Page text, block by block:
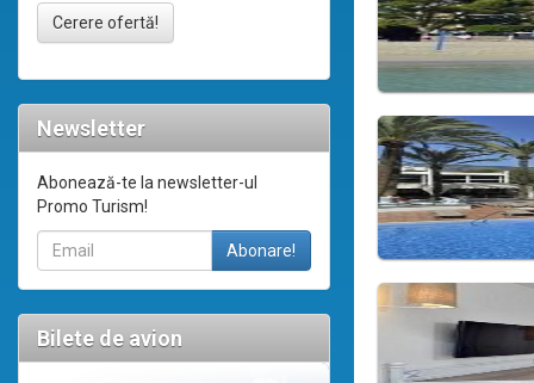
Cerere ofertă!
Newsletter
Abonează-te la newsletter-ul
Promo Turism!
Bilete de avion